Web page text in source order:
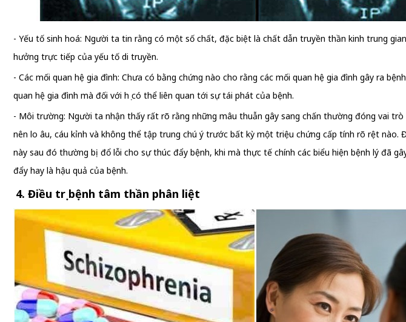
- Yếu tố sinh hoá: Người ta tin rằng có một số chất, đặc biệt là chất dẫn truyền thần kinh trung
hưởng trực tiếp của yếu tố di truyền.
- Các mối quan hệ gia đình: Chưa có bằng chứng nào cho rằng các mối quan hệ gia đình gây ra
quan hệ gia đình mà đối với họ có thể liên quan tới sự tái phát của bệnh.
- Môi trường: Người ta nhận thấy rất rõ rằng những mâu thuẫn gây sang chấn thường đóng vai
nên lo âu, cáu kỉnh và không thể tập trung chú ý trước bất kỳ một triệu chứng cấp tính rõ rệt
này sau đó thường bị đổ lỗi cho sự thúc đẩy bệnh, khi mà thực tế chính các biểu hiện bệnh lý đã
đẩy hay là hậu quả của bệnh.
4. Điều trị bệnh tâm thần phân liệt